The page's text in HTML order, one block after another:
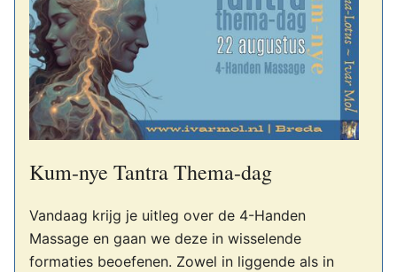
Kum-nye Tantra Thema-dag
Vandaag krijg je uitleg over de 4-Handen
Massage en gaan we deze in wisselende
formaties beoefenen. Zowel in liggende als in